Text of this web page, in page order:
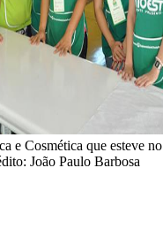
e Cosmética que esteve no
João Paulo Barbosa